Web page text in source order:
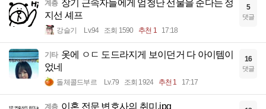
계층 장기 근속자들에게 엄청난 선물을 준다는 정
지선 셰프
강슬기 Lv.94 조회 1590 추천 1 17:18
5
댓글
기타 옷에 ㅇㄷ 도드라지게 보이던거 다 아이템이
었네
돌체콜드부르 Lv.79 조회 1924 추천 1 17:17
16
댓글
계층 이혼 전문 변호사의 취미.jpg